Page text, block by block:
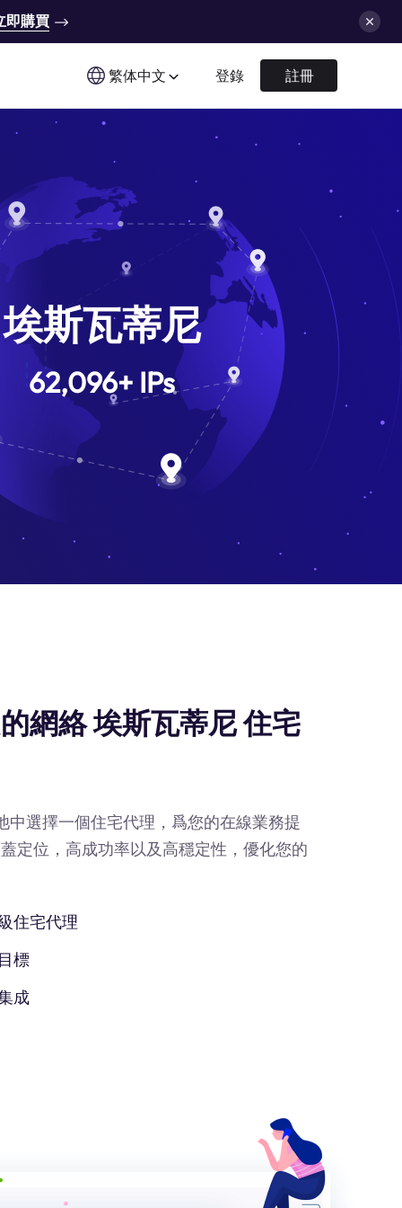
即購買
繁体中文 登錄 註冊
埃斯瓦蒂尼
62,096+ IPs
網絡 埃斯瓦蒂尼 住宅
選擇一個住宅代理，爲您的在線業務提
定位，高成功率以及高穩定性，優化您的
住宅代理
標
成